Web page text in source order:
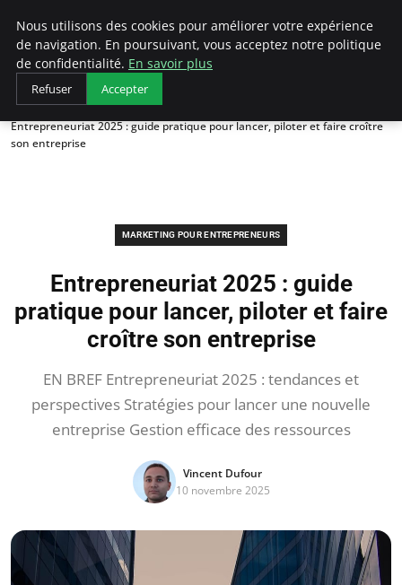
LECFCM
Accueil
Marketing pour entrepreneurs
Entrepreneuriat 2025 : guide pratique pour lancer, piloter et faire croître
son entreprise
MARKETING POUR ENTREPRENEURS
Entrepreneuriat 2025 : guide
pratique pour lancer, piloter et faire
croître son entreprise
EN BREF Entrepreneuriat 2025 : tendances et
perspectives Stratégies pour lancer une nouvelle
entreprise Gestion efficace des ressources
Vincent Dufour
10 novembre 2025
Nous utilisons des cookies pour améliorer votre expérience
de navigation. En poursuivant, vous acceptez notre politique
de confidentialité. En savoir plus
Refuser Accepter